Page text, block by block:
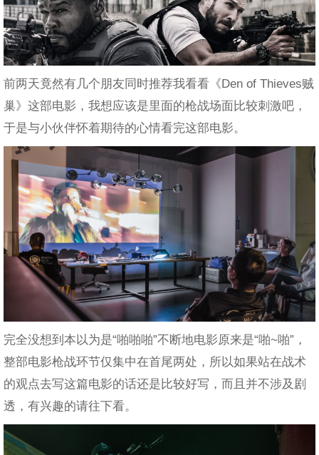
前两天竟然有几个朋友同时推荐我看看《Den of Thieves贼
巢》这部电影，我想应该是里面的枪战场面比较刺激吧，
于是与小伙伴怀着期待的心情看完这部电影。
完全没想到本以为是“啪啪啪”不断地电影原来是“啪~啪”，
整部电影枪战环节仅集中在首尾两处，所以如果站在战术
的观点去写这篇电影的话还是比较好写，而且并不涉及剧
透，有兴趣的请往下看。